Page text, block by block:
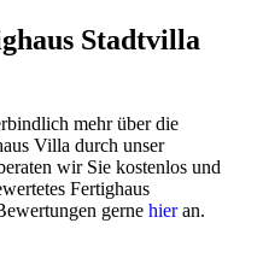
Stadtvilla
mehr über die
Villa durch unser
wir Sie kostenlos und
Fertighaus
gerne hieran.